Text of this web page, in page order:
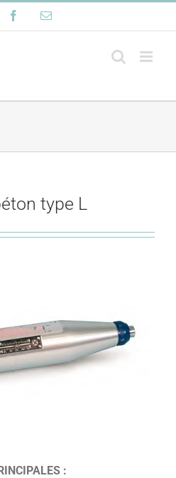
FacebookEmail
type L
: